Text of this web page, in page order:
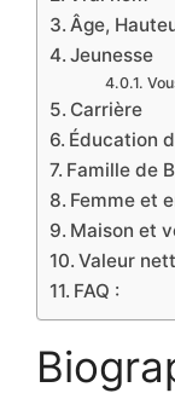
Âge,
Jeunesse
Carrière
Éducation
Famille de
Femme et
Maison et
Valeur
FAQ :